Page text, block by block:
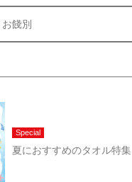
餞別
Special
夏におすすめのタオル特集